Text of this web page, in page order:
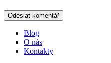
Blog
O nás
Kontakty